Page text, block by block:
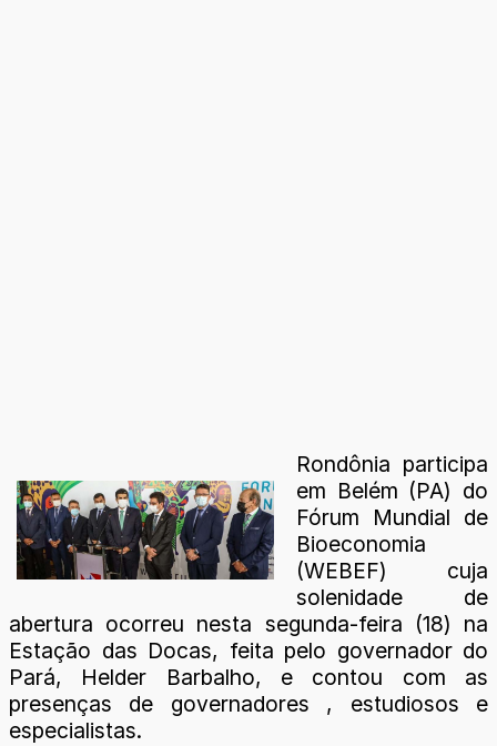
Rondônia participa
em Belém (PA) do
Fórum Mundial de
Bioeconomia
(WEBEF) cuja
solenidade de
abertura ocorreu nesta segunda-feira (18) na
Estação das Docas, feita pelo governador do
Pará, Helder Barbalho, e contou com as
presenças de governadores , estudiosos e
especialistas.